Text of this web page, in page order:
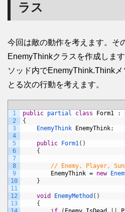
ラス
今回は敵の動作を考えます。そ
EnemyThinkクラスを作成しま
ソッド内でEnemyThink.Think
とる次の行動を考えます。
1
2
3
4
5
6
7
8
9
10
11
12
13
public partial class Form1 :
{
EnemyThink
EnemyThink;
public Form1( )
{
// Enemy, Player, Sunの
EnemyThink = new
}
void EnemyMethod ( )
{